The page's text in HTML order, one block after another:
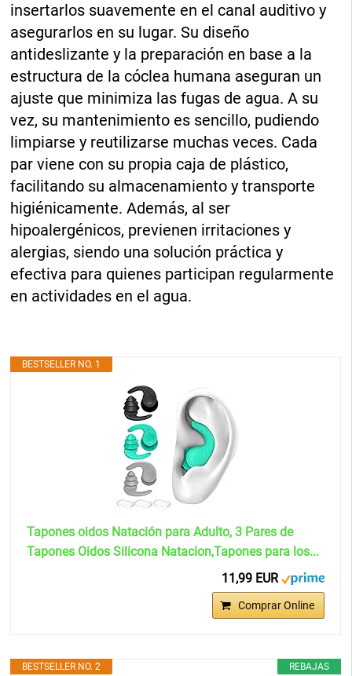
insertarlos suavemente en el canal auditivo y
asegurarlos en su lugar. Su diseño
antideslizante y la preparación en base a la
estructura de la cóclea humana aseguran un
ajuste que minimiza las fugas de agua. A su
vez, su mantenimiento es sencillo, pudiendo
limpiarse y reutilizarse muchas veces. Cada
par viene con su propia caja de plástico,
facilitando su almacenamiento y transporte
higiénicamente. Además, al ser
hipoalergénicos, previenen irritaciones y
alergias, siendo una solución práctica y
efectiva para quienes participan regularmente
en actividades en el agua.
BESTSELLER NO. 1
Tapones oidos Natación para Adulto, 3 Pares de
Tapones Oidos Silicona Natacion,Tapones para los...
11,99 EUR
Comprar Online
REBAJAS
BESTSELLER NO. 2